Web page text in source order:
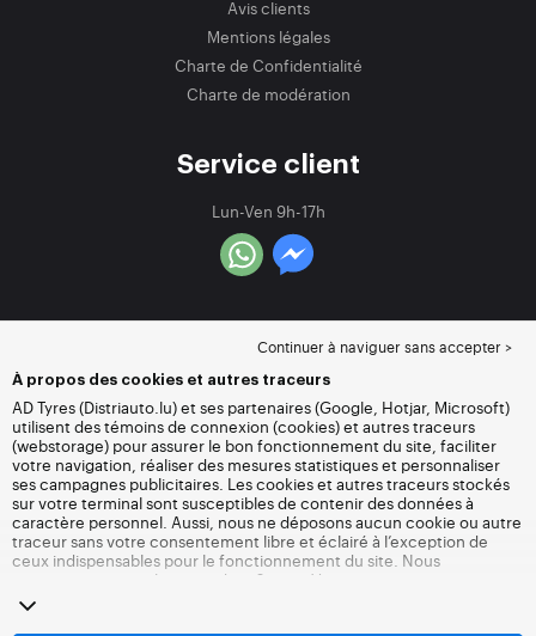
Avis clients
Mentions légales
Charte de Confidentialité
Charte de modération
Service client
Lun-Ven 9h-17h
Continuer à naviguer sans accepter >
À propos des cookies et autres traceurs
AD Tyres (Distriauto.lu) et ses partenaires (Google, Hotjar, Microsoft)
utilisent des témoins de connexion (cookies) et autres traceurs
(webstorage) pour assurer le bon fonctionnement du site, faciliter
votre navigation, réaliser des mesures statistiques et personnaliser
ses campagnes publicitaires. Les cookies et autres traceurs stockés
sur votre terminal sont susceptibles de contenir des données à
caractère personnel. Aussi, nous ne déposons aucun cookie ou autre
traceur sans votre consentement libre et éclairé à l’exception de
ceux indispensables pour le fonctionnement du site. Nous
conservons votre choix pendant 6 mois. Vous pouvez retirer votre
consentement à tout moment en vous rendant sur la
autres traceurs